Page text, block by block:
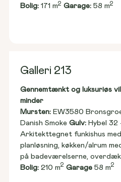
Bolig: 171 m2 Garage: 58 m2
Galleri 213
Gennemtænkt og luksuriøs
minder
Mursten: EW3580
Danish Smoke Gulv: Hybel 32
Arkitekttegnet funkishus
planløsning, køkken/alrum
på badeværelserne,
Bolig: 210 m2 Garage 58 m2